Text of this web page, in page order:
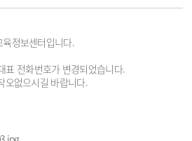
육정보센터입니다.
표 전화번호가 변경되었습니다.
오없으시길 바랍니다.